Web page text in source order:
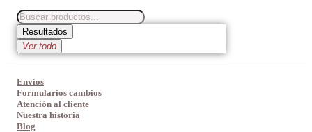
Search
...Resultados
Ver todo
Envíos
Formularios cambios
Atención al cliente
Nuestra historia
Blog